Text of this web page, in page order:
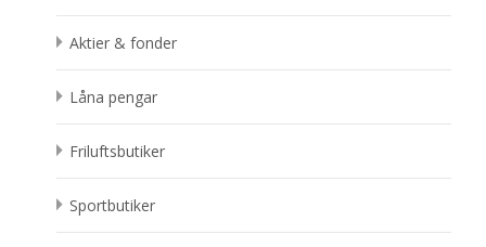
Aktier & fonder
Låna pengar
Friluftsbutiker
Sportbutiker